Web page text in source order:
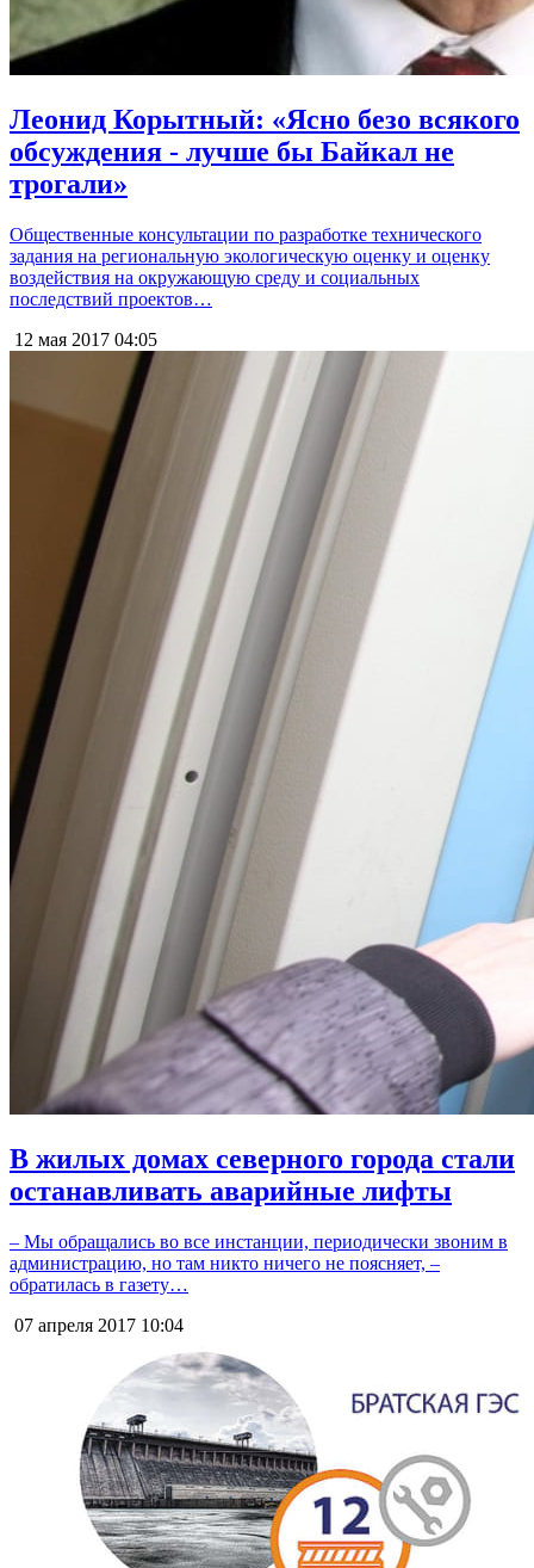
Леонид Корытный: «Ясно безо всякого
обсуждения - лучше бы Байкал не
трогали»
Общественные консультации по разработке технического
задания на региональную экологическую оценку и оценку
воздействия на окружающую среду и социальных
последствий проектов…
12 мая 2017 04:05
В жилых домах северного города стали
останавливать аварийные лифты
– Мы обращались во все инстанции, периодически звоним в
администрацию, но там никто ничего не поясняет, –
обратилась в газету…
07 апреля 2017 10:04